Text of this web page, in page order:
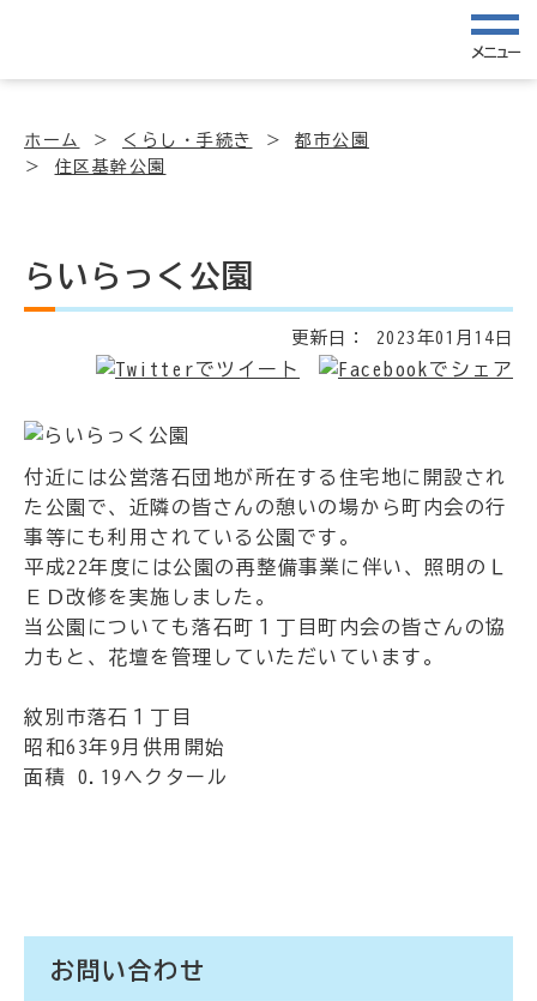
メニュー
ホーム くらし・手続き
都市公園
住区基幹公園
らいらっく公園
更新日： 2023年01月14日
付近には公営落石団地が所在する住宅地に開設され
た公園で、近隣の皆さんの憩いの場から町内会の行
事等にも利用されている公園です。
平成22年度には公園の再整備事業に伴い、照明のＬ
ＥＤ改修を実施しました。
当公園についても落石町１丁目町内会の皆さんの協
力もと、花壇を管理していただいています。
紋別市落石１丁目
昭和63年9月供用開始
面積 0.19ヘクタール
お問い合わせ